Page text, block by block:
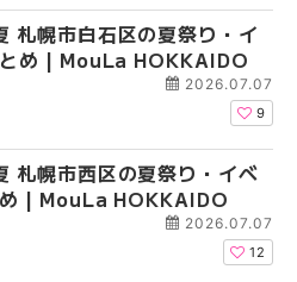
札幌市白石区の夏祭り・イ
め | MouLa HOKKAIDO
2026.07.07
9
札幌市西区の夏祭り・イベ
| MouLa HOKKAIDO
2026.07.07
12
2026年夏 札幌市西区
ントまとめ | MouLa
2026年夏 札幌市北区
ントまとめ | MouLa
2026年夏 札幌市北区
ントまとめ | MouLa
2026年夏 札幌市白石
ベントまとめ |